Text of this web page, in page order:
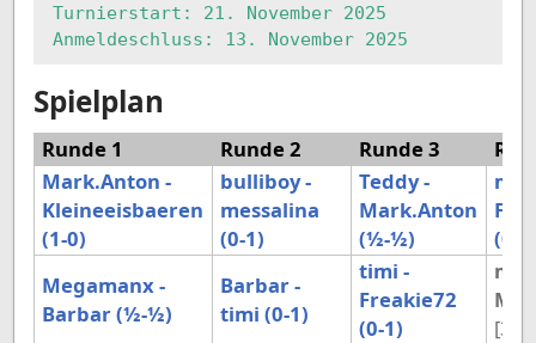
Turnierstart: 21. November 2025
Spielplan
Runde 1 Runde 2 Runde 3
Mark.Anton -
Kleineeisbaeren
(1-0)
bulliboy -
messalina
(0-1)
Teddy -
Mark.Anton
(½-½)
(0-
Megamanx -
Barbar (½-½)
Barbar -
timi (0-1)
timi -
Freakie72
(0-1)
[34]